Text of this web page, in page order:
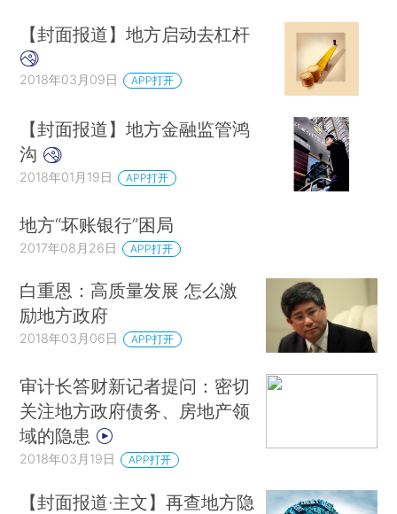
【封面报道】地方启动去杠杆
2018年03月09日 APP打开
【封面报道】地方金融监管鸿
沟
2018年01月19日 APP打开
地方“坏账银行”困局
2017年08月26日 APP打开
白重恩：高质量发展 怎么激
励地方政府
2018年03月06日 APP打开
审计长答财新记者提问：密切
关注地方政府债务、房地产领
域的隐患
2018年03月19日 APP打开
【封面报道·主文】再查地方隐